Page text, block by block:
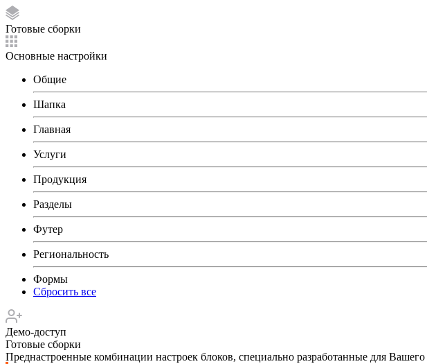
Готовые сборки
Основные настройки
Общие
Шапка
Главная
Услуги
Продукция
Разделы
Футер
Региональность
Формы
Сбросить все
Демо-доступ
Готовые сборки
Преднастроенные комбинации настроек блоков, специально разработанные для